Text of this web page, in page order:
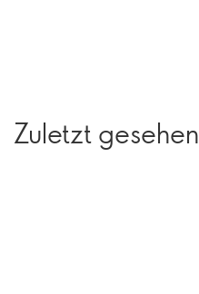
Zuletzt gesehen